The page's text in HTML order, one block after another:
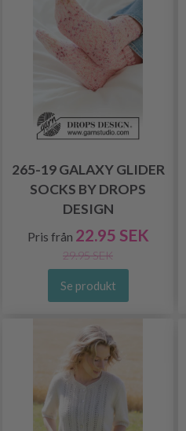
265-19 GALAXY GLIDER
SOCKS BY DROPS
DESIGN
Pris från 22.95 SEK
29.95 SEK
Se produkt